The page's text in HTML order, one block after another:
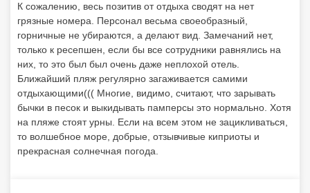
К сожалению, весь позитив от отдыха сводят на нет
грязные номера. Персонал весьма своеобразный,
горничные не убираются, а делают вид. Замечаний нет,
только к ресепшен, если бы все сотрудники равнялись на
них, то это был был очень даже неплохой отель.
Ближайший пляж регулярно загаживается самими
отдыхающими((( Многие, видимо, считают, что зарывать
бычки в песок и выкидывать памперсы это нормально. Хотя
на пляже стоят урны. Если на всем этом не зацикливаться,
то волшебное море, добрые, отзывчивые киприоты и
прекрасная солнечная погода.